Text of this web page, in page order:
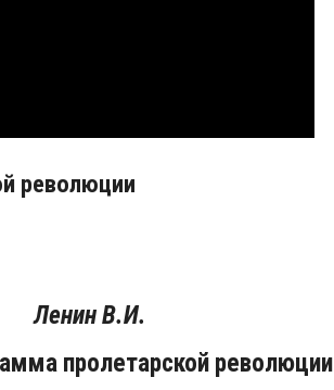
революции
Ленин В.И.
пролетарской революции